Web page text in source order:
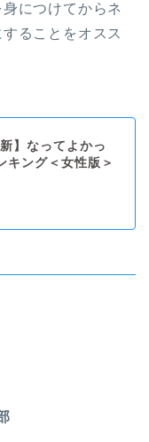
につけてからネ
ることをオスス
】なってよかっ
キング＜女性版＞